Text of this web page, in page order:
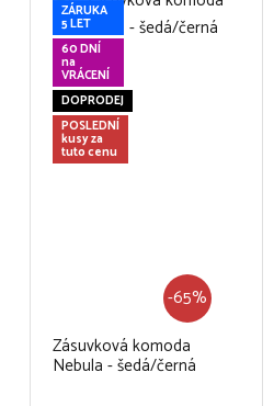
ZÁRUKA
5 LET
60 DNÍ
na
VRÁCENÍ
DOPRODEJ
POSLEDNÍ
kusy za
tuto cenu
-65%
Zásuvková komoda
Nebula - šedá/černá